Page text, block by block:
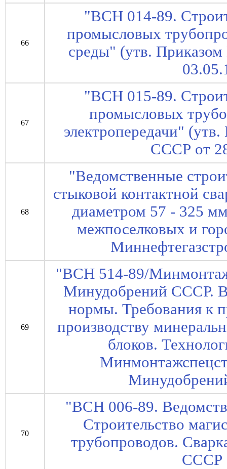
66
"ВСН 014-89.
промысловых
среды" (утв.
67
"ВСН 015-89.
промысловых
электропередачи"
СССР от
68
"Ведомственные
стыковой контактной
диаметром 57 - 325
межпоселковых и
69
"ВСН 514-89/
Минудобрений СССР.
нормы. Требования к
производству
блоков.
70
"ВСН 006-89.
Строительство
трубопроводов.
СССР